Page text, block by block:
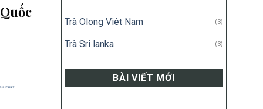
Trà Olong Viêt Nam (3)
Trà Sri lanka (3)
BÀI VIẾT MỚI